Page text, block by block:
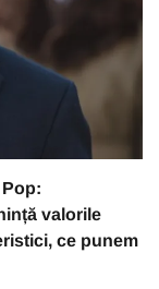
valorile
ce punem